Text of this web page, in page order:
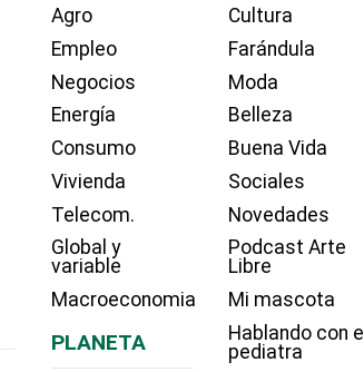
Agro
Empleo
Negocios
Energía
Consumo
Vivienda
Telecom.
Global y
variable
Macroeconomia
PLANETA
Cultura
Farándula
Moda
Belleza
Buena Vida
Sociales
Novedades
Podcast Arte
Libre
Mi mascota
Hablando con el
pediatra